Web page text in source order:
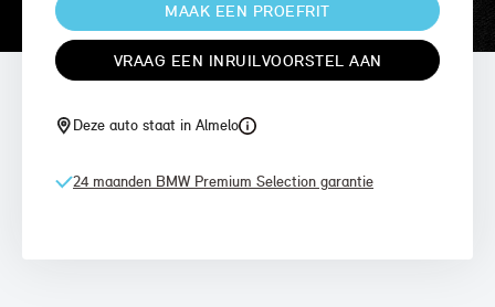
MAAK EEN PROEFRIT
VRAAG EEN INRUILVOORSTEL AAN
Deze auto staat in Almelo
24 maanden BMW Premium Selection garantie